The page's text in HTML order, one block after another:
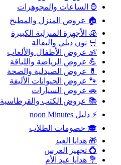
⌚ الساعات والمجوهرات
🏠 عروض المنزل والمطبخ
🧊 الأجهزة المنزلية الكبيرة
🛒 نون ديلي والبقالة
👶 عروض الأطفال والألعاب
💪 عروض الرياضة واللياقة
💊 عروض الصيدلية والصحة
🐾 عروض الحيوانات الأليفة
🚗 عروض السيارات
📚 عروض الكتب والقرطاسية
⚡ دليل noon Minutes
🎓 خصومات الطلاب
🎁 هدايا العيد
💍 تجهيز العرس
💐 هدايا عيد الأم